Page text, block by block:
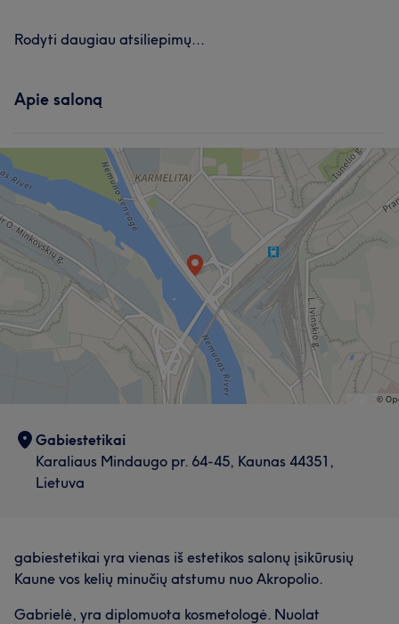
Rodyti daugiau atsiliepimų...
Apie saloną
Gabiestetikai
Karaliaus Mindaugo pr. 64-45, Kaunas 44351,
Lietuva
gabiestetikai yra vienas iš estetikos salonų įsikūrusių
Kaune vos kelių minučių atstumu nuo Akropolio.
Gabrielė, yra diplomuota kosmetologė. Nuolat